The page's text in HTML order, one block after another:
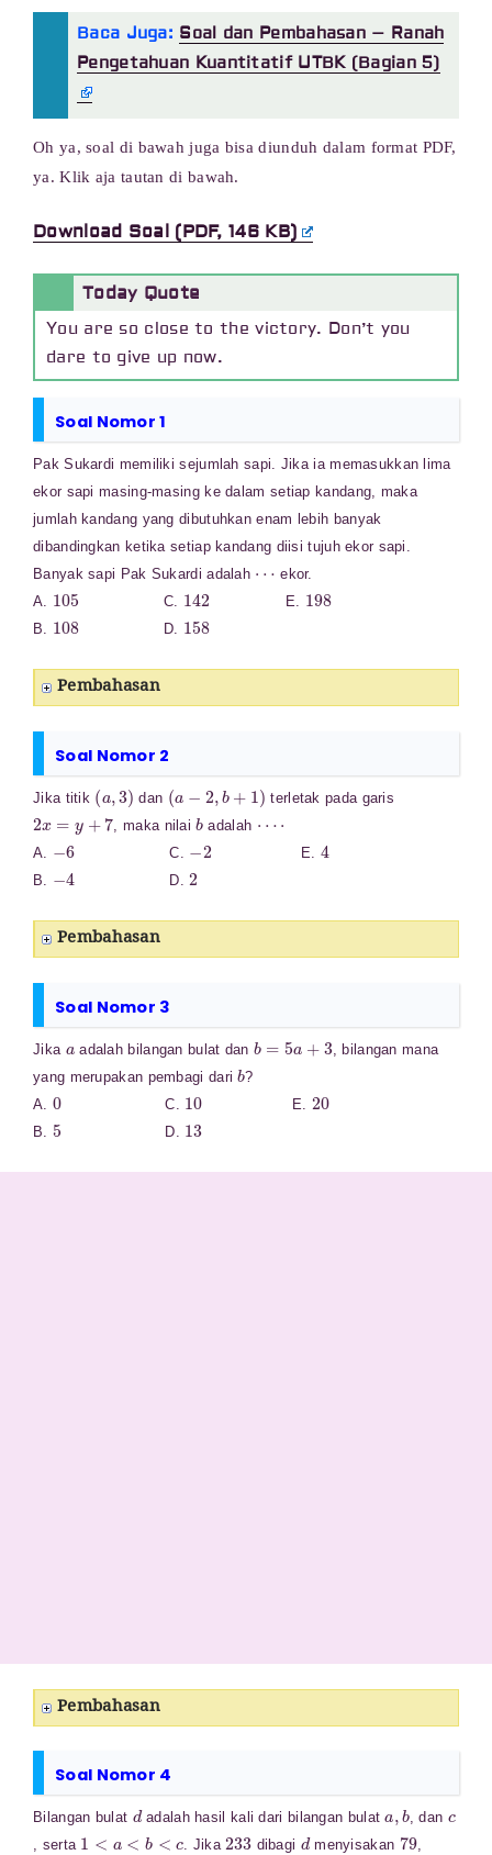
Baca Juga: Soal dan Pembahasan – Ranah
Pengetahuan Kuantitatif UTBK (Bagian 5)
Oh ya, soal di bawah juga bisa diunduh dalam format PDF,
ya. Klik aja tautan di bawah.
Download Soal (PDF, 146 KB)
Today Quote
You are so close to the victory. Don’t you
dare to give up now.
Soal Nomor 1
Pak Sukardi memiliki sejumlah sapi. Jika ia memasukkan lima
ekor sapi masing-masing ke dalam setiap kandang, maka
jumlah kandang yang dibutuhkan enam lebih banyak
dibandingkan ketika setiap kandang diisi tujuh ekor sapi.
Banyak sapi Pak Sukardi adalah
ekor.
A.
105
C.
142
E.
198
B.
108
D.
158
Pembahasan
Soal Nomor 2
Jika titik
( 3)
dan
(a ,b +
terletak pada garis
2
, maka nilai
b
adalah
A.
6
C.
2
E.
4
B.
4
D.
2
Pembahasan
Soal Nomor 3
Jika adalah bilangan bulat dan
b a
, bilangan mana
yang merupakan pembagi dari
b
?
A.
0
C.
10
E.
20
B.
5
D.
13
Pembahasan
Soal Nomor 4
Bilangan bulat
d
adalah hasil kali dari bilangan bulat
b
, dan
, serta
1 a < c
. Jika
233
dibagi
d
menyisakan
79
,